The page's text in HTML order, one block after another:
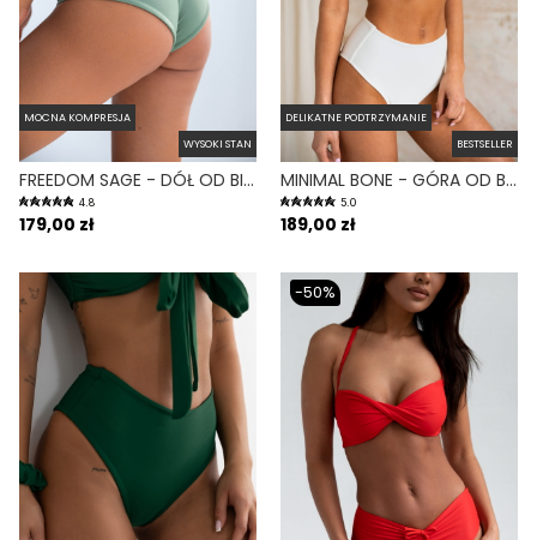
MOCNA KOMPRESJA
WYSOKI STAN
FREEDOM SAGE - DÓŁ OD BIKINI WYSOKI STAN ZABUDOWANY ZIELONY
4.8
179,00 zł
DELIKATNE PODTRZYMANIE
BESTSELLER
MINIMAL BONE - GÓRA OD BIKINI NA MAŁY BIUST WIĄZANE PLECY BIAŁY
5.0
189,00 zł
-50%